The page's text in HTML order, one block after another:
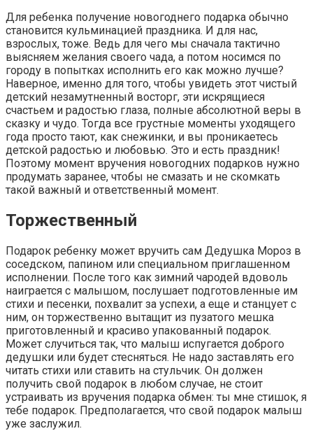
Для ребенка получение новогоднего подарка обычно
становится кульминацией праздника. И для нас,
взрослых, тоже. Ведь для чего мы сначала тактично
выясняем желания своего чада, а потом носимся по
городу в попытках исполнить его как можно лучше?
Наверное, именно для того, чтобы увидеть этот чистый
детский незамутненный восторг, эти искрящиеся
счастьем и радостью глаза, полные абсолютной веры в
сказку и чудо. Тогда все грустные моменты уходящего
года просто тают, как снежинки, и вы проникаетесь
детской радостью и любовью. Это и есть праздник!
Поэтому момент вручения новогодних подарков нужно
продумать заранее, чтобы не смазать и не скомкать
такой важный и ответственный момент.
Торжественный
Подарок ребенку может вручить сам Дедушка Мороз в
соседском, папином или специальном приглашенном
исполнении. После того как зимний чародей вдоволь
наиграется с малышом, послушает подготовленные им
стихи и песенки, похвалит за успехи, а еще и станцует с
ним, он торжественно вытащит из пузатого мешка
приготовленный и красиво упакованный подарок.
Может случиться так, что малыш испугается доброго
дедушки или будет стесняться. Не надо заставлять его
читать стихи или ставить на стульчик. Он должен
получить свой подарок в любом случае, не стоит
устраивать из вручения подарка обмен: ты мне стишок, я
тебе подарок. Предполагается, что свой подарок малыш
уже заслужил.